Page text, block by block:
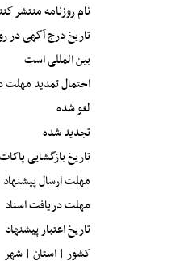
نام روزنامه منتشر
تاریخ درج آگهی در
بین المللی است
احتمال تمدید مهلت
لغو شده
تجدید شده
تاریخ بازگشایی پاکات
مهلت ارسال پیشنهاد
مهلت دریافت اسناد
تاریخ اعتبار پیشنهاد
کشور | استان | شهر